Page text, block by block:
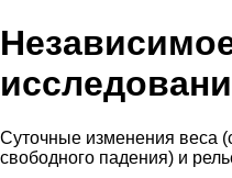
Cуточные изменения веса
свободного падения) и